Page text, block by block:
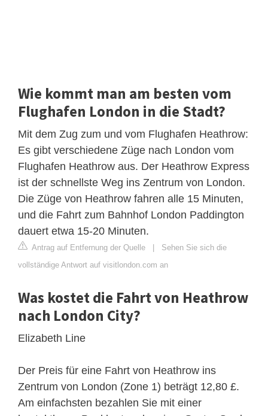
Wie kommt man am besten vom
Flughafen London in die Stadt?
Mit dem Zug zum und vom Flughafen Heathrow:
Es gibt verschiedene Züge nach London vom
Flughafen Heathrow aus. Der Heathrow Express
ist der schnellste Weg ins Zentrum von London.
Die Züge von Heathrow fahren alle 15 Minuten,
und die Fahrt zum Bahnhof London Paddington
dauert etwa 15-20 Minuten.
Antrag auf Entfernung der Quelle
Sehen Sie sich die
vollständige Antwort auf visitlondon.com an
Was kostet die Fahrt von Heathrow
nach London City?
Elizabeth Line
Der Preis für eine Fahrt von Heathrow ins
Zentrum von London (Zone 1) beträgt 12,80 £.
Am einfachsten bezahlen Sie mit einer